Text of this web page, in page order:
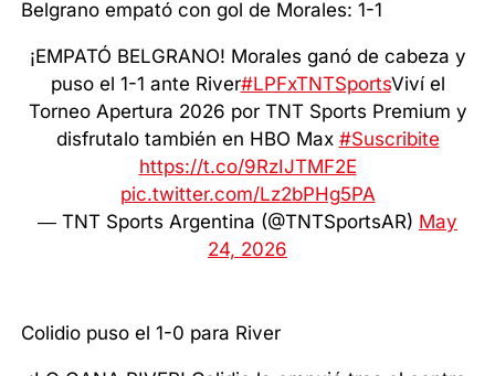
Belgrano empató con gol de Morales: 1-1
¡EMPATÓ BELGRANO! Morales ganó de cabeza y
puso el 1-1 ante River#LPFxTNTSportsViví el
Torneo Apertura 2026 por TNT Sports Premium y
disfrutalo también en HBO Max #Suscribite
https://t.co/9RzIJTMF2E
pic.twitter.com/Lz2bPHg5PA
— TNT Sports Argentina (@TNTSportsAR) May
24, 2026
Colidio puso el 1-0 para River